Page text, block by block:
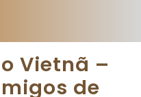
Vietnã –
de